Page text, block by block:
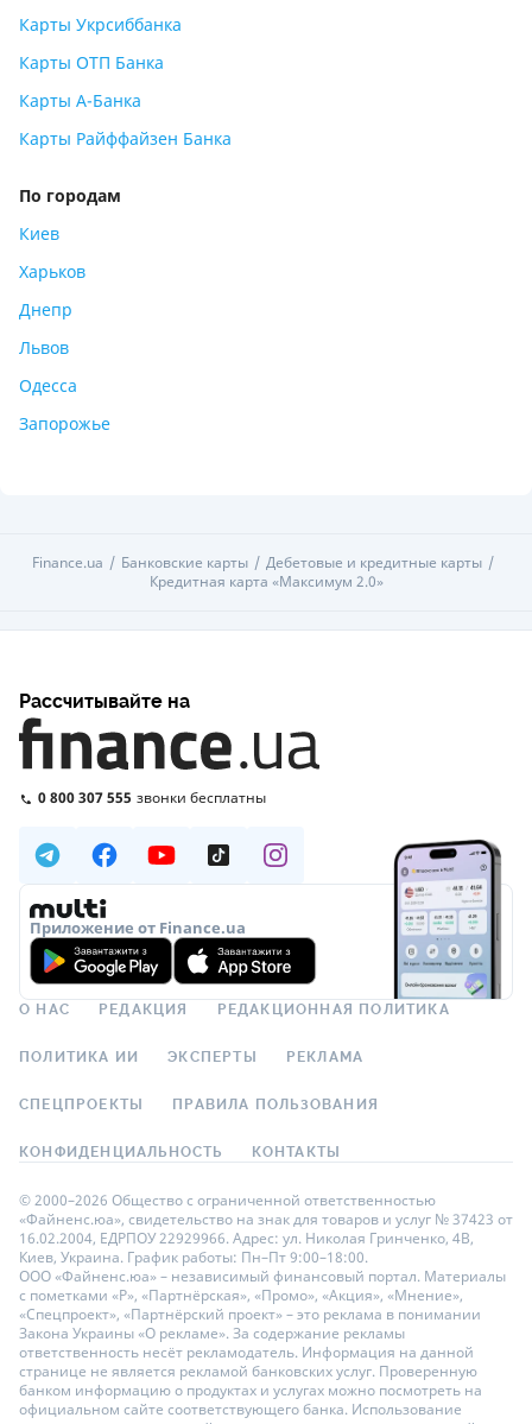
Карты Укрсиббанка
Карты ОТП Банка
Карты А-Банка
Карты Райффайзен Банка
По городам
Киев
Харьков
Днепр
Львов
Одесса
Запорожье
Finance.ua Банковские карты
Дебетовые и кредитные карты
Кредитная карта «Максимум 2.0»
Рассчитывайте на
0 800 307 555 звонки бесплатны
Приложение от Finance.ua
О НАС РЕДАКЦИЯ РЕДАКЦИОННАЯ ПОЛИТИКА
ПОЛИТИКА ИИ ЭКСПЕРТЫ РЕКЛАМА
СПЕЦПРОЕКТЫ ПРАВИЛА ПОЛЬЗОВАНИЯ
КОНФИДЕНЦИАЛЬНОСТЬ КОНТАКТЫ
© 2000–2026 Общество с ограниченной ответственностью
«Файненс.юа», свидетельство на знак для товаров и услуг № 37423 от
16.02.2004, ЕДРПОУ 22929966. Адрес: ул. Николая Гринченко, 4В,
Киев, Украина. График работы: Пн–Пт 9:00–18:00.
ООО «Файненс.юа» – независимый финансовый портал. Материалы
с пометками «Р», «Партнёрская», «Промо», «Акция», «Мнение»,
«Спецпроект», «Партнёрский проект» – это реклама в понимании
Закона Украины «О рекламе». За содержание рекламы
ответственность несёт рекламодатель. Информация на данной
странице не является рекламой банковских услуг. Проверенную
банком информацию о продуктах и услугах можно посмотреть на
официальном сайте соответствующего банка. Использование